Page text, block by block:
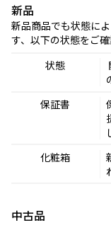
新品
新品商品でも状態に
す、以下の状態をご確
状態
保証書
化粧箱
中古品